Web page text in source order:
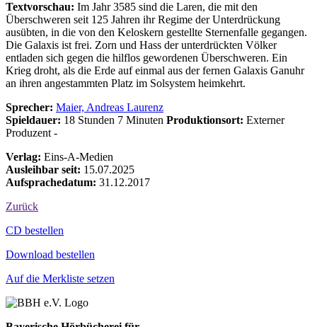
Textvorschau: Im Jahr 3585 sind die Laren, die mit den
Überschweren seit 125 Jahren ihr Regime der Unterdrückung
ausübten, in die von den Keloskern gestellte Sternenfalle gegangen.
Die Galaxis ist frei. Zorn und Hass der unterdrückten Völker
entladen sich gegen die hilflos gewordenen Überschweren. Ein
Krieg droht, als die Erde auf einmal aus der fernen Galaxis Ganuhr
an ihren angestammten Platz im Solsystem heimkehrt.
Sprecher: Maier, Andreas Laurenz
Spieldauer: 18 Stunden 7 Minuten Produktionsort: Externer
Produzent -
Verlag: Eins-A-Medien
Ausleihbar seit: 15.07.2025
Aufsprachedatum: 31.12.2017
Zurück
Bestell-Aktionen
CD bestellen
Download bestellen
Auf die Merkliste setzen